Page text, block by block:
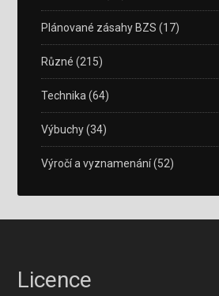
Plánované zásahy BZS (17)
Různé (215)
Technika (64)
Výbuchy(34)
Výročí a vyznamenání(52)
Licence